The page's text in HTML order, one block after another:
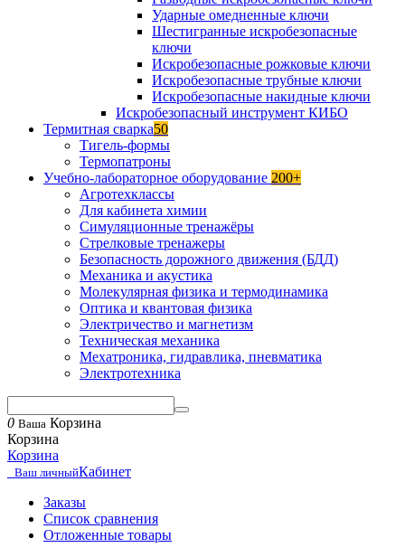
Ударные омедненные ключи
Шестигранные искробезопасные
ключи
Искробезопасные рожковые ключи
Искробезопасные трубные ключи
Искробезопасные накидные ключи
Искробезопасный инструмент КИБО
Термитная сварка50
Тигель-формы
Термопатроны
Учебно-лабораторное оборудование 200+
Агротехклассы
Для кабинета химии
Симуляционные тренажёры
Стрелковые тренажеры
Безопасность дорожного движения (БДД)
Механика и акустика
Молекулярная физика и термодинамика
Оптика и квантовая физика
Электричество и магнетизм
Техническая механика
Мехатроника, гидравлика, пневматика
Электротехника
0 Ваша Корзина
Корзина
Корзина
Ваш личныйКабинет
Заказы
Список сравнения
Отложенные товары